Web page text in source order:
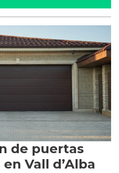
de puertas
Vall d’Alba